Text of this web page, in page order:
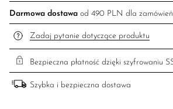
Darmowa dostawa od 490 PLN dla
Zadaj pytanie dotyczące produktu
Bezpieczna płatność dzięki szyfrowaniu
Szybka i bezpieczna dostawa